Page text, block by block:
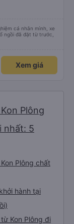
cá nhân mình, xe
ngồi đã đặt từ trước,
Xem giá
Plông
nhất: 5
Plông chất
hành tại
Kon Plông đi